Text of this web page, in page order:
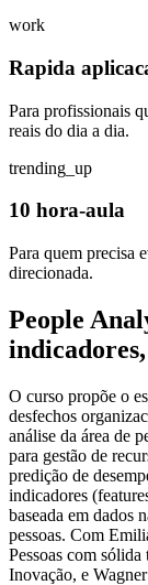
work
Rapida
Para profissionais
reais do dia a dia.
trending_up
10 hora-aula
Para quem precisa
direcionada.
People
O curso propõe o
desfechos
análise da área de
para gestão de
predição de
indicadores
baseada em dados
pessoas. Com
Pessoas com
Inovação, e